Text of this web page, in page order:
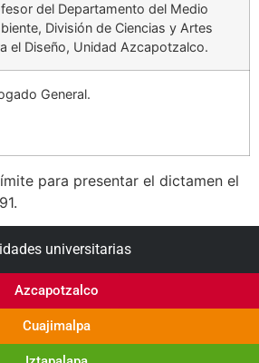
del Departamento del Medio
División de Ciencias y Artes
el Diseño, Unidad Azcapotzalco.
General.
para presentar el dictamen el
universitarias
Azcapotzalco
Cuajimalpa